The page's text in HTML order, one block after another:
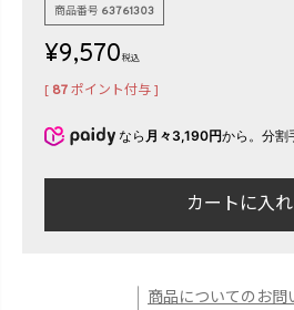
商品番号 63761303
¥9,570 税込
[ 87ポイント付与 ]
なら 月々3,190円から。分割
カートに入
商品についてのお問